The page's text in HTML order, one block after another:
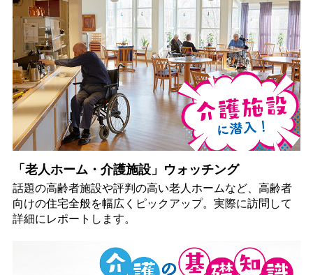
「老人ホーム・介護施設」ウォッチング
話題の高齢者施設や評判の高い老人ホームなど、高齢者
向けの住宅全般を幅広くピックアップ。実際に訪問して
詳細にレポートします。